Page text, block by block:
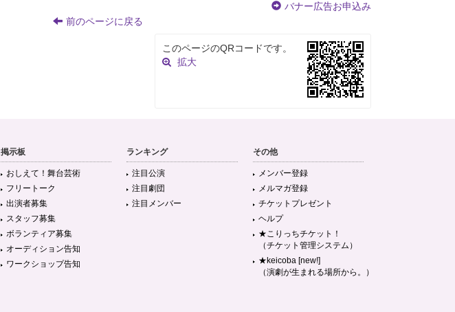
前のページに戻る
バナー広告お申込み
このページのQRコードです。
拡大
掲示板
おしえて！舞台芸術
フリートーク
出演者募集
スタッフ募集
ボランティア募集
オーディション告知
ワークショップ告知
ランキング
注目公演
注目劇団
注目メンバー
その他
メンバー登録
メルマガ登録
チケットプレゼント
ヘルプ
★こりっちチケット！
（チケット管理システム）
★keicoba [new!]
（演劇が生まれる場所から。）